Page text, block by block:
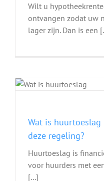
Wilt u
ontvangen zodat uw
lager zijn. Dan is een
Wat is
deze regeling?
Huurtoeslag is
voor huurders met
[...]